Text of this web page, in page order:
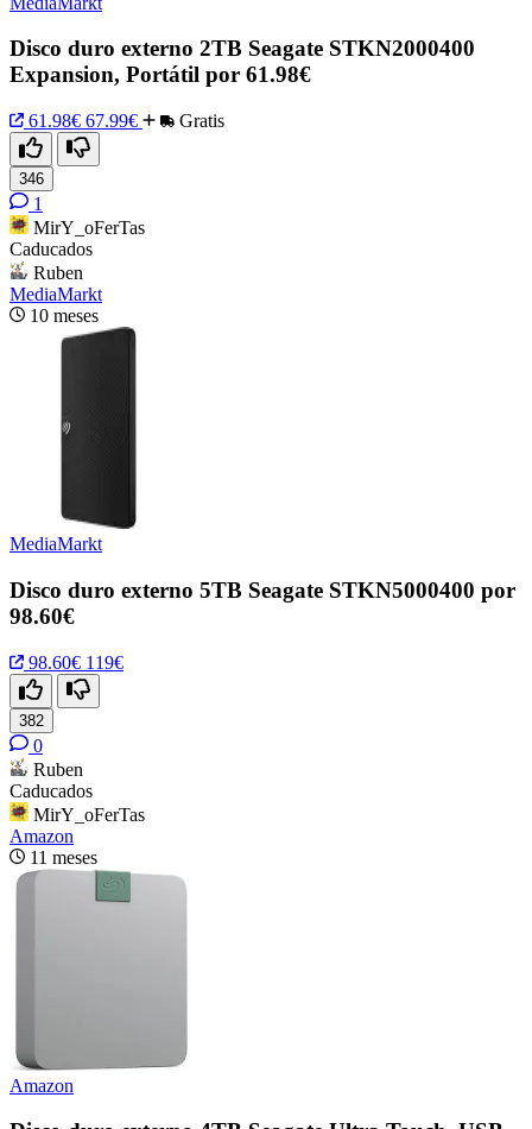
Disco duro externo 2TB Seagate STKN2000400
Expansion, Portátil por 61.98€
61.98€ 67.99€ Gratis
346
1
MirY_oFerTas
Caducados
Ruben
MediaMarkt
10 meses
MediaMarkt
Disco duro externo 5TB Seagate STKN5000400 por
98.60€
98.60€ 119€
382
0
Ruben
Caducados
MirY_oFerTas
Amazon
11 meses
Amazon